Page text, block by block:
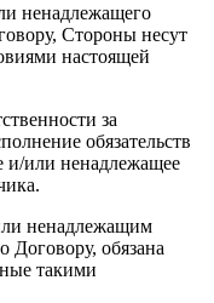
Стороны несут
настоящей
за
обязательств
и/или ненадлежащее
ненадлежащим
Договору, обязана
такими